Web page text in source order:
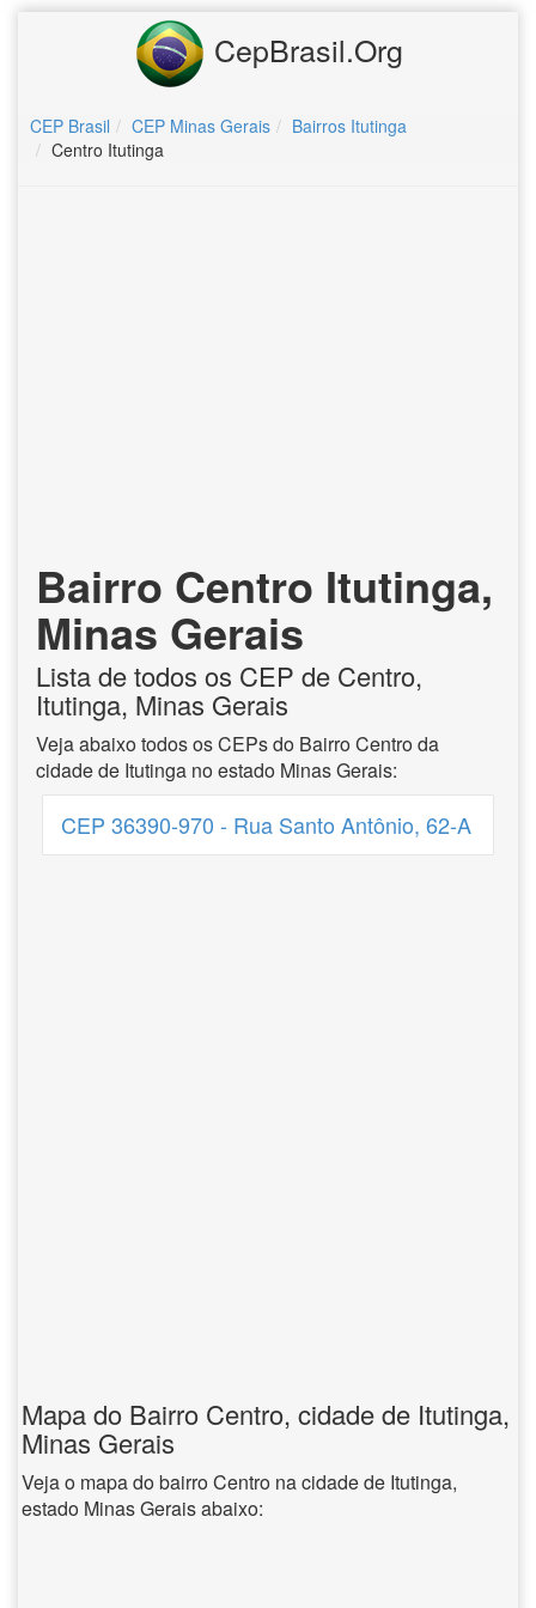
CepBrasil.Org
CEP Brasil CEP Minas Gerais
Bairros Itutinga
Centro Itutinga
Bairro Centro Itutinga,
Minas Gerais
Lista de todos os CEP de Centro,
Itutinga, Minas Gerais
Veja abaixo todos os CEPs do Bairro Centro da
cidade de Itutinga no estado Minas Gerais:
CEP 36390-970 - Rua Santo Antônio, 62-A
Mapa do Bairro Centro, cidade de Itutinga,
Minas Gerais
Veja o mapa do bairro Centro na cidade de Itutinga,
estado Minas Gerais abaixo: